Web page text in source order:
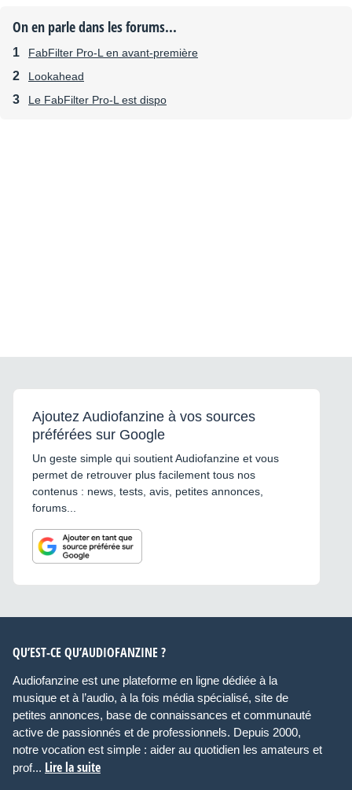
On en parle dans les forums...
FabFilter Pro-L en avant-première
Lookahead
Le FabFilter Pro-L est dispo
Ajoutez Audiofanzine à vos sources
préférées sur Google
Un geste simple qui soutient Audiofanzine et vous
permet de retrouver plus facilement tous nos
contenus : news, tests, avis, petites annonces,
forums...
QU’EST-CE QU’AUDIOFANZINE ?
Audiofanzine est une plateforme en ligne dédiée à la
musique et à l’audio, à la fois média spécialisé, site de
petites annonces, base de connaissances et communauté
active de passionnés et de professionnels. Depuis 2000,
notre vocation est simple : aider au quotidien les amateurs et
prof... Lire la suite